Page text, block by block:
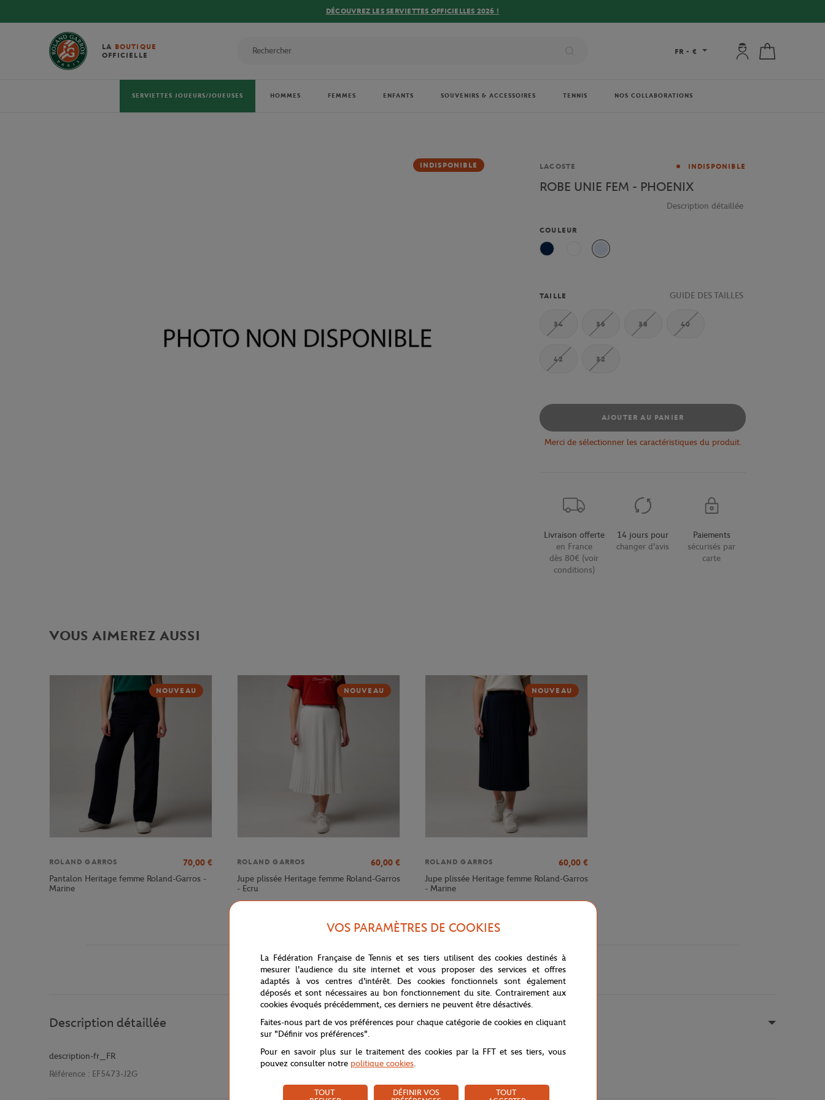
DÉCOUVREZ LES SERVIETTES OFFICIELLES 2026 !
LA BOUTIQUE
OFFICIELLE
FR - € Mon compte : se
SERVIETTES JOUEURS/JOUEUSES HOMMES FEMMES ENFANTS SOUVENIRS & ACCESSOIRES TENNIS NOS COLLABORATIONS
INDISPONIBLE Marque
LACOSTE INDISPONIBLE
ROBE UNIE FEM - PHOENIX
Description détaillée
COULEUR
Bleu MarineBlanc Bleu clair
TAILLE GUIDE DES TAILLES
34 36 38 40
42 32
AJOUTER AU PANIER
Merci de sélectionner les caractéristiques du produit.
Livraison offerte
en France
dès 80€ (voir
conditions)
14 jours pour
changer d'avis
Paiements
sécurisés par
carte
VOUS AIMEREZ AUSSI
NOUVEAU
ROLAND GARROS 70,00 €
Pantalon Heritage femme Roland-Garros -
Marine
NOUVEAU
ROLAND GARROS 60,00 €
Jupe plissée Heritage femme Roland-Garros
- Ecru
NOUVEAU
ROLAND GARROS 60,00 €
Jupe plissée Heritage femme Roland-Garros
- Marine
Description détaillée
description-fr_FR
Référence : EF5473-J2G
VOS PARAMÈTRES DE COOKIES
La Fédération Française de Tennis et ses tiers utilisent des cookies destinés à
mesurer l'audience du site internet et vous proposer des services et offres
adaptés à vos centres d'intérêt. Des cookies fonctionnels sont également
déposés et sont nécessaires au bon fonctionnement du site. Contrairement aux
cookies évoqués précédemment, ces derniers ne peuvent être désactivés.
Faites-nous part de vos préférences pour chaque catégorie de cookies en cliquant
sur "Définir vos préférences".
Pour en savoir plus sur le traitement des cookies par la FFT et ses tiers, vous
pouvez consulter notre politique cookies.
TOUT
DÉFINIR VOS
TOUT